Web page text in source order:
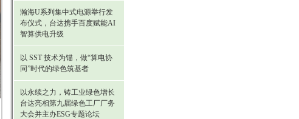
瀚海U系列集中式电源举行发
布仪式，台达携手百度赋能AI
智算供电升级
以 SST 技术为锚，做“算电协
同”时代的绿色筑基者
以永续之力，铸工业绿色增长
台达亮相第九届绿色工厂厂务
大会并主办ESG专题论坛